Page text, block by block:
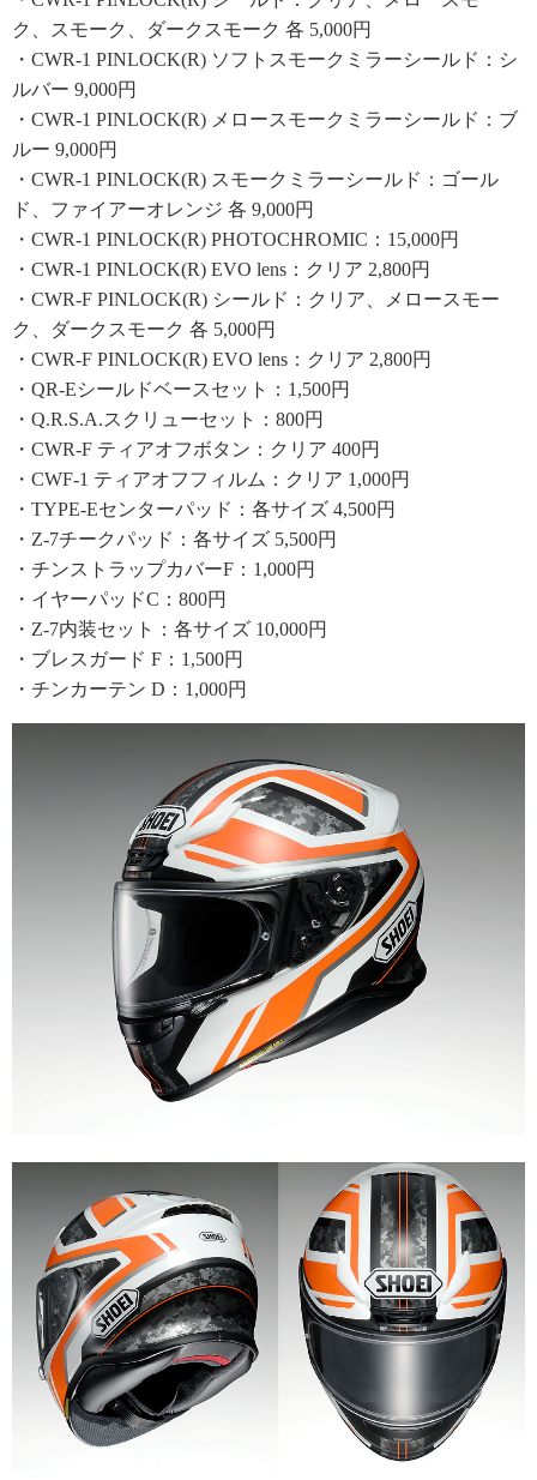
ク、スモーク、ダークスモーク 各 5,000円
・CWR-1 PINLOCK(R) ソフトスモークミラーシールド：シ
ルバー 9,000円
・CWR-1 PINLOCK(R) メロースモークミラーシールド：ブ
ルー 9,000円
・CWR-1 PINLOCK(R) スモークミラーシールド：ゴール
ド、ファイアーオレンジ 各 9,000円
・CWR-1 PINLOCK(R) PHOTOCHROMIC：15,000円
・CWR-1 PINLOCK(R) EVO lens：クリア 2,800円
・CWR-F PINLOCK(R) シールド：クリア、メロースモー
ク、ダークスモーク 各 5,000円
・CWR-F PINLOCK(R) EVO lens：クリア 2,800円
・QR-Eシールドベースセット：1,500円
・Q.R.S.A.スクリューセット：800円
・CWR-F ティアオフボタン：クリア 400円
・CWF-1 ティアオフフィルム：クリア 1,000円
・TYPE-Eセンターパッド：各サイズ 4,500円
・Z-7チークパッド：各サイズ 5,500円
・チンストラップカバーF：1,000円
・イヤーパッドC：800円
・Z-7内装セット：各サイズ 10,000円
・ブレスガード F：1,500円
・チンカーテン D：1,000円